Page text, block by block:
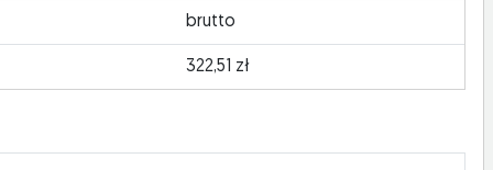
brutto
322,51 zł